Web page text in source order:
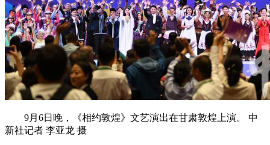
9月6日晚，《相约敦煌》文艺演出在甘肃敦煌上演。 中
新社记者 李亚龙 摄